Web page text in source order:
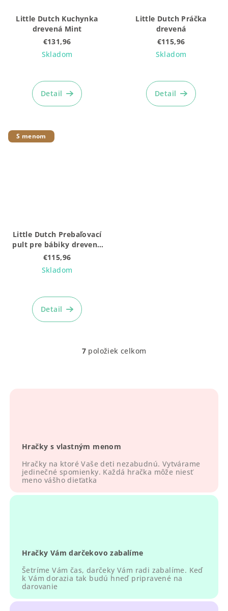
Little Dutch Kuchynka
drevená Mint
€131,96
Skladom
Detail
Little Dutch Práčka
drevená
€115,96
Skladom
Detail
S menom
Little Dutch Prebaľovací
pult pre bábiky drevený
Soft Flowers
€115,96
Skladom
Detail
O
e
p
r
k
i
s
u
7 položiek celkom
Hračky s vlastným menom
Hračky na ktoré Vaše deti nezabudnú. Vytvárame
jedinečné spomienky. Každá hračka môže niesť
meno vášho dieťatka
Hračky Vám darčekovo zabalíme
Šetríme Vám čas, darčeky Vám radi zabalíme. Keď
k Vám dorazia tak budú hneď pripravené na
darovanie